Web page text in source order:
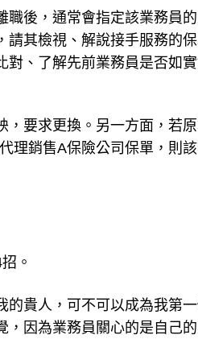
後，通常會指定該業務員
其檢視、解說接手服務的
、了解先前業務員是否如實
要求更換。另一方面，若
理銷售A保險公司保單，則
。
貴人，可不可以成為我第
因為業務員關心的是自己